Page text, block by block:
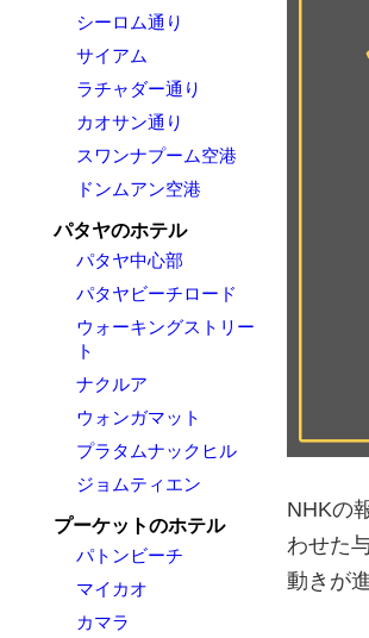
シーロム通り
サイアム
ラチャダー通り
カオサン通り
スワンナプーム空港
ドンムアン空港
パタヤのホテル
パタヤ中心部
パタヤビーチロード
ウォーキングストリー
ト
ナクルア
ウォンガマット
プラタムナックヒル
ジョムティエン
プーケットのホテル
パトンビーチ
マイカオ
カマラ
NHKの
わせた
動きが